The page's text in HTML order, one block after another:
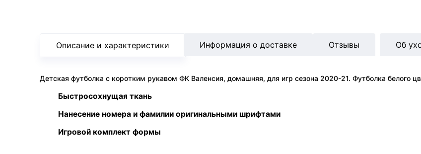
Описание и характеристики
Детская футболка с коротким рукавом ФК Валенсия, домашняя, для игр сезона 2020-21. Футболка белого
Быстросохнущая ткань
Нанесение номера и фамилии оригинальными шрифтами
Игровой комплект формы
Информация о доставке Отзывы Об